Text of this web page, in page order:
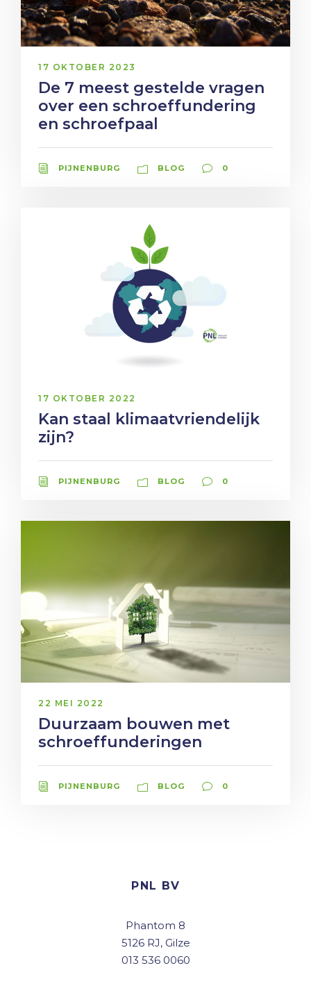
17 OKTOBER 2023
De 7 meest gestelde vragen
over een schroeffundering
en schroefpaal
PIJNENBURG BLOG 0
17 OKTOBER 2022
Kan staal klimaatvriendelijk
zijn?
PIJNENBURG BLOG 0
22 MEI 2022
Duurzaam bouwen met
schroeffunderingen
PIJNENBURG BLOG 0
PNL BV
Phantom 8
5126 RJ, Gilze
013 536 0060